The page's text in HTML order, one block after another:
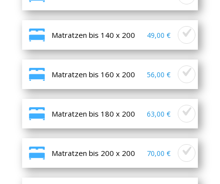
Matratzen bis 140 x 200 49,00 €
Matratzen bis 160 x 200 56,00 €
Matratzen bis 180 x 200 63,00 €
Matratzen bis 200 x 200 70,00 €